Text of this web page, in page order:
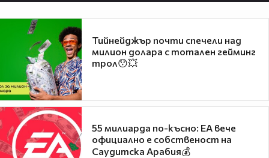
Тийнейджър почти спечели над
милион долара с тотален гейминг
трол😯💥
55 милиарда по-късно: EA вече
официално е собственост на
Саудитска Арабия💰